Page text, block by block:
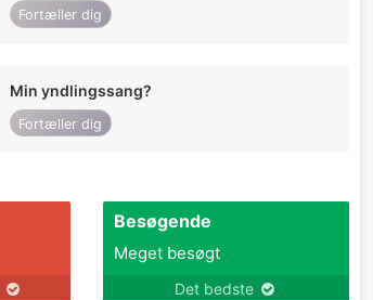
Fortæller dig
Min yndlingssang?
Fortæller dig
Besøgende
Meget besøgt
Det bedste